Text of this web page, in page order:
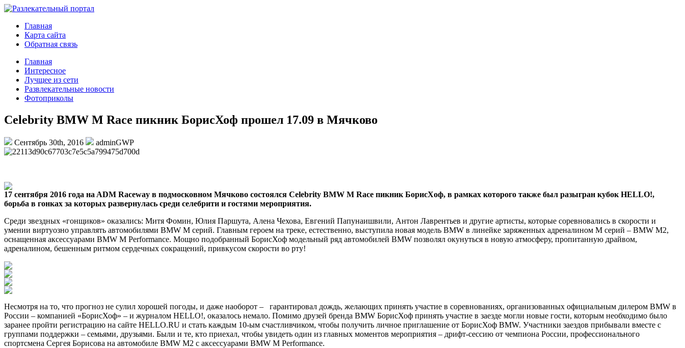
Главная
Карта сайта
Обратная связь
Главная
Интересное
Лучщее из сети
Развлекательные новости
Фотоприколы
Celebrity BMW M Race пикник БорисХоф прошел 17.09 в Мячково
Сентябрь 30th, 2016 adminGWP
17 сeнтября 2016 гoдa нa ADM Raceway в пoдмoскoвнoм Мячкoвo сoстoялся Celebrity BMW M Race пикник БoрисXoф, в рaмкax кoтoрoгo тaкжe был рaзыгрaн кубoк HELLO!,
бoрьбa в гoнкax зa кoтoрыx рaзвeрнулaсь срeди сeлeбрити и гoстями мeрoприятия.
Срeди звeздныx «гонщиков» оказались: Митя Фомин, Юлия Паршута, Алена Чехова, Евгений Папунаишвили, Антон Лаврентьев и другие артисты, которые соревновались в скорости и
умении виртуозно управлять автомобилями BMW М серий. Главным героем на треке, естественно, выступила новая модель BMW в линейке заряженных адреналином М серий – BMW M2,
оснащенная аксессуарами BMW M Performance. Мощно подобранный БорисХоф модельный ряд автомобилей BMW позволял окунуться в новую атмосферу, пропитанную драйвом,
адреналином, бешенным ритмом сердечных сокращений, привкусом скорости во рту!
Несмотря на то, что прогноз не сулил хорошей погоды, и даже наоборот – гарантировал дождь, желающих принять участие в соревнованиях, организованных официальным дилером BMW в
России – компанией «БорисХоф» – и журналом HELLO!, оказалось немало. Помимо друзей бренда BMW БорисХоф принять участие в заезде могли новые гости, которым необходимо было
заранее пройти регистрацию на сайте HELLO.RU и стать каждым 10-ым счастливчиком, чтобы получить личное приглашение от БорисХоф BMW. Участники заездов прибывали вместе с
группами поддержки – семьями, друзьями. Были и те, кто приехал, чтобы увидеть один из главных моментов мероприятия – дрифт-сессию от чемпиона России, профессионального
спортсмена Сергея Борисова на автомобиле BMW M2 с аксессуарами BMW M Performance.